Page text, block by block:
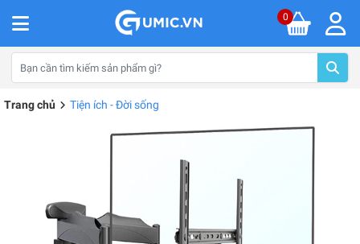
0
Trang chủ Tiện ích - Đời sống